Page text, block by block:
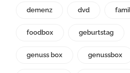
demenz dvd
foodbox geburtstag
genuss box genussbox